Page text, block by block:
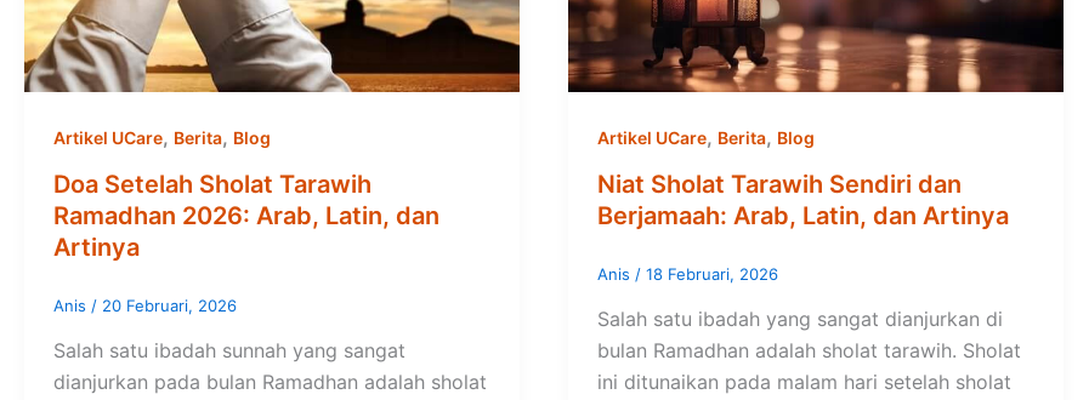
Artikel UCare, Berita, Blog
Doa Setelah Sholat Tarawih
Ramadhan 2026: Arab, Latin, dan
Artinya
Anis / 20 Februari, 2026
Salah satu ibadah sunnah yang sangat
dianjurkan pada bulan Ramadhan adalah sholat
Artikel UCare, Berita, Blog
Niat Sholat Tarawih Sendiri dan
Berjamaah: Arab, Latin, dan Artinya
Anis / 18 Februari, 2026
Salah satu ibadah yang sangat dianjurkan di
bulan Ramadhan adalah sholat tarawih. Sholat
ini ditunaikan pada malam hari setelah sholat